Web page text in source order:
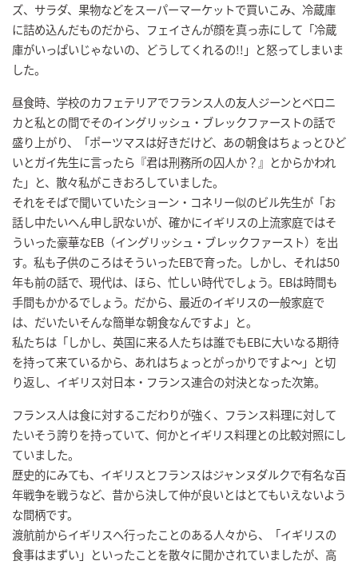
ズ、サラダ、果物などをスーパーマーケットで買いこみ、冷蔵庫
に詰め込んだものだから、フェイさんが顔を真っ赤にして「冷蔵
庫がいっぱいじゃないの、どうしてくれるの!!」と怒ってしまいま
した。
昼食時、学校のカフェテリアでフランス人の友人ジーンとベロニ
カと私との間でそのイングリッシュ・ブレックファーストの話で
盛り上がり、「ポーツマスは好きだけど、あの朝食はちょっとひど
いとガイ先生に言ったら『君は刑務所の囚人か？』とからかわれ
た」と、散々私がこきおろしていました。
それをそばで聞いていたショーン・コネリー似のビル先生が「お
話し中たいへん申し訳ないが、確かにイギリスの上流家庭ではそ
ういった豪華なEB（イングリッシュ・ブレックファースト）を出
す。私も子供のころはそういったEBで育った。しかし、それは50
年も前の話で、現代は、ほら、忙しい時代でしょう。EBは時間も
手間もかかるでしょう。だから、最近のイギリスの一般家庭で
は、だいたいそんな簡単な朝食なんですよ」と。
私たちは「しかし、英国に来る人たちは誰でもEBに大いなる期待
を持って来ているから、あれはちょっとがっかりですよ～」と切
り返し、イギリス対日本・フランス連合の対決となった次第。
フランス人は食に対するこだわりが強く、フランス料理に対して
たいそう誇りを持っていて、何かとイギリス料理との比較対照にし
ていました。
歴史的にみても、イギリスとフランスはジャンヌダルクで有名な百
年戦争を戦うなど、昔から決して仲が良いとはとてもいえないよう
な間柄です。
渡航前からイギリスへ行ったことのある人々から、「イギリスの
食事はまずい」といったことを散々に聞かされていましたが、高